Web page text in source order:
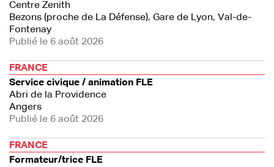
Centre Zenith
Bezons (proche de La Défense), Gare de Lyon, Val-de-
Fontenay
Publié le 6 août 2026
FRANCE
Service civique / animation FLE
Abri de la Providence
Angers
Publié le 6 août 2026
FRANCE
Formateur/trice FLE